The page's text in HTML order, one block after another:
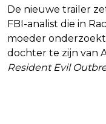
De nieuwe trailer
FBI-analist die in
moeder
dochter te zijn van
Resident Evil